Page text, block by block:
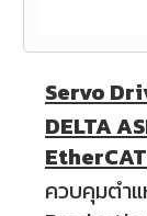
Servo
DELTA
EtherCAT
ควบคุมตำ